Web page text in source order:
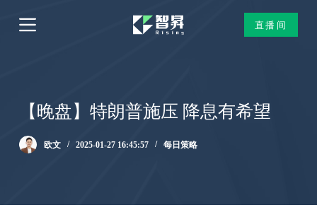
跳
过
直播间
【晚盘】特朗普施压 降息有希望
欧文 2025-01-27 16:45:57 每日策略